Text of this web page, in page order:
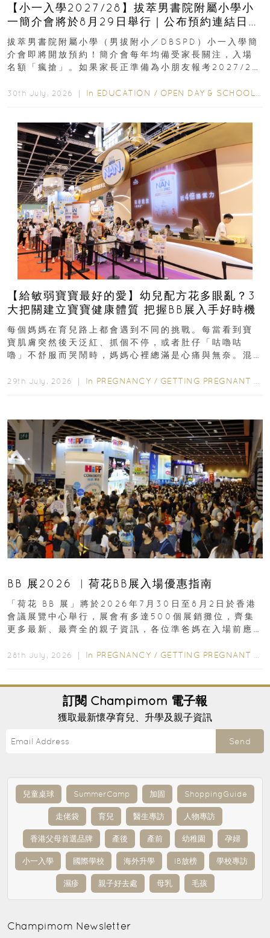
【小一入學2027/28】拔萃男書院附屬小學小
一簡介會將於8月29日舉行｜公布預約連結日期
｜更設有網上重溫
拔萃男書院附屬小學（男拔附小／DBSPD）小一入學簡
介會即將開放預約！簡介會每年均備受家長關注，入場
名額「瘋搶」。如果家長正準備為小朋友報考2027/28
30th July, 2026 ｜ In EDUCATION / OPEN DAY & SCHOOL EVENTS
【給敏弱寶寶最好的愛】幼兒配方花多眼亂？3
大把關建立寶寶健康體質 把握BB展入手好時機
每個媽媽在育兒路上都會遇到不同的挑戰。每當看到寶
寶肌膚突然後天泛紅、抓個不停，或者肚仔「咕嚕咕
嚕」不舒服而哭鬧時，媽媽心裡總滿是心痛與無奈。混
29th July, 2026 ｜ In PREGNANCY / GETTING PREGNANT
BB 展2026 ︳荷花BB展入場優惠指南
「荷花 BB 展」將於2026年7月30日至8月2日於香港
會議展覽中心舉行，展會有多達500個展銷攤位，齊集
更多最新、最齊全的親子資訊，各位準爸媽在入場前應
28th July, 2026 ｜ In PREGNANCY / GETTING PREGNANT
訂閱 Champimom 電子報
獲取最新懷孕育兒、升學及親子資訊
Send
兒童桌球 SummerCamp 加固 ShoppingGuide
走佬袋 育兒 醫生專訪 人物專訪
香港父母首選品牌 產後 產前 幼稚園 孕婦
小一入學 國際學校 海外升學 IB放榜 學校專訪
濕疹 親子好去處 母乳 毛孩
Champimom Newsletter